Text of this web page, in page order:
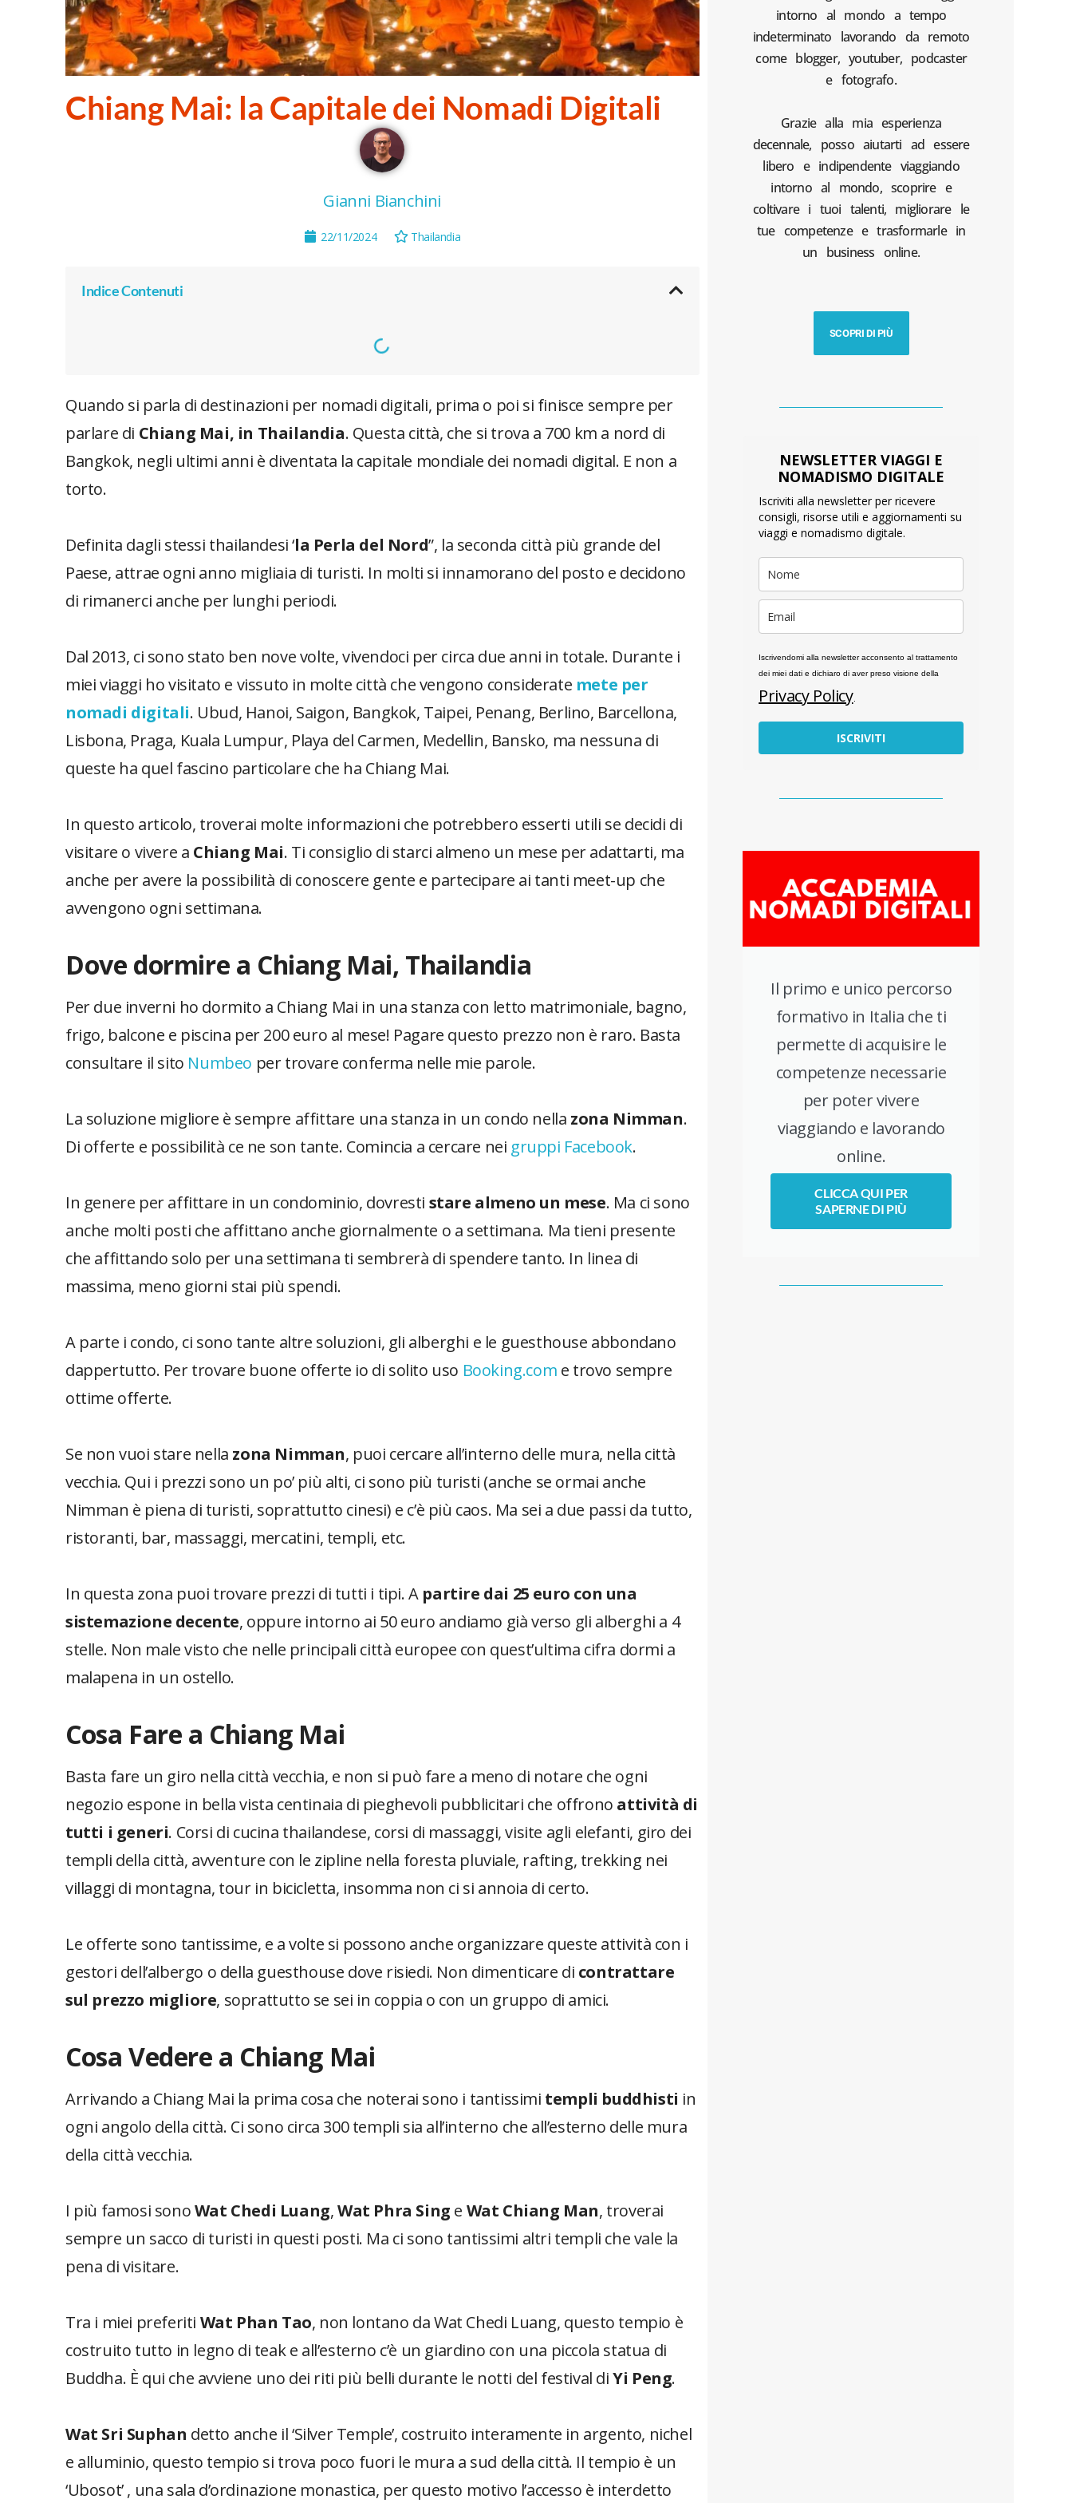
Chiang Mai: la Capitale dei Nomadi Digitali
Gianni Bianchini
22/11/2024 Thailandia
Indice Contenuti
Quando si parla di destinazioni per nomadi digitali, prima o poi si finisce sempre per
parlare di Chiang Mai, in Thailandia. Questa città, che si trova a 700 km a nord di
Bangkok, negli ultimi anni è diventata la capitale mondiale dei nomadi digital. E non a
torto.
Definita dagli stessi thailandesi ‘la Perla del Nord”, la seconda città più grande del
Paese, attrae ogni anno migliaia di turisti. In molti si innamorano del posto e decidono
di rimanerci anche per lunghi periodi.
Dal 2013, ci sono stato ben nove volte, vivendoci per circa due anni in totale. Durante i
miei viaggi ho visitato e vissuto in molte città che vengono considerate mete per
nomadi digitali. Ubud, Hanoi, Saigon, Bangkok, Taipei, Penang, Berlino, Barcellona,
Lisbona, Praga, Kuala Lumpur, Playa del Carmen, Medellin, Bansko, ma nessuna di
queste ha quel fascino particolare che ha Chiang Mai.
In questo articolo, troverai molte informazioni che potrebbero esserti utili se decidi di
visitare o vivere a Chiang Mai. Ti consiglio di starci almeno un mese per adattarti, ma
anche per avere la possibilità di conoscere gente e partecipare ai tanti meet-up che
avvengono ogni settimana.
Dove dormire a Chiang Mai, Thailandia
Per due inverni ho dormito a Chiang Mai in una stanza con letto matrimoniale, bagno,
frigo, balcone e piscina per 200 euro al mese! Pagare questo prezzo non è raro. Basta
consultare il sito Numbeo per trovare conferma nelle mie parole.
La soluzione migliore è sempre affittare una stanza in un condo nella zona Nimman.
Di offerte e possibilità ce ne son tante. Comincia a cercare nei gruppi Facebook.
In genere per affittare in un condominio, dovresti stare almeno un mese. Ma ci sono
anche molti posti che affittano anche giornalmente o a settimana. Ma tieni presente
che affittando solo per una settimana ti sembrerà di spendere tanto. In linea di
massima, meno giorni stai più spendi.
A parte i condo, ci sono tante altre soluzioni, gli alberghi e le guesthouse abbondano
dappertutto. Per trovare buone offerte io di solito uso Booking.com e trovo sempre
ottime offerte.
Se non vuoi stare nella zona Nimman, puoi cercare all’interno delle mura, nella città
vecchia. Qui i prezzi sono un po’ più alti, ci sono più turisti (anche se ormai anche
Nimman è piena di turisti, soprattutto cinesi) e c’è più caos. Ma sei a due passi da tutto,
ristoranti, bar, massaggi, mercatini, templi, etc.
In questa zona puoi trovare prezzi di tutti i tipi. A partire dai 25 euro con una
sistemazione decente, oppure intorno ai 50 euro andiamo già verso gli alberghi a 4
stelle. Non male visto che nelle principali città europee con quest’ultima cifra dormi a
malapena in un ostello.
Cosa Fare a Chiang Mai
Basta fare un giro nella città vecchia, e non si può fare a meno di notare che ogni
negozio espone in bella vista centinaia di pieghevoli pubblicitari che offrono attività di
tutti i generi. Corsi di cucina thailandese, corsi di massaggi, visite agli elefanti, giro dei
templi della città, avventure con le zipline nella foresta pluviale, rafting, trekking nei
villaggi di montagna, tour in bicicletta, insomma non ci si annoia di certo.
Le offerte sono tantissime, e a volte si possono anche organizzare queste attività con i
gestori dell’albergo o della guesthouse dove risiedi. Non dimenticare di contrattare
sul prezzo migliore, soprattutto se sei in coppia o con un gruppo di amici.
Cosa Vedere a Chiang Mai
Arrivando a Chiang Mai la prima cosa che noterai sono i tantissimi templi buddhisti in
ogni angolo della città. Ci sono circa 300 templi sia all’interno che all’esterno delle mura
della città vecchia.
I più famosi sonoWat Chedi Luang,Wat Phra Sing e Wat Chiang Man, troverai
sempre un sacco di turisti in questi posti. Ma ci sono tantissimi altri templi che vale la
pena di visitare.
Tra i miei preferiti Wat Phan Tao, non lontano da Wat Chedi Luang, questo tempio è
costruito tutto in legno di teak e all’esterno c’è un giardino con una piccola statua di
Buddha. È qui che avviene uno dei riti più belli durante le notti del festival diYi Peng.
Wat Sri Suphan detto anche il ‘Silver Temple’, costruito interamente in argento, nichel
e alluminio, questo tempio si trova poco fuori le mura a sud della città. Il tempio è un
‘Ubosot’ , una sala d’ordinazione monastica, per questo motivo l’accesso è interdetto
intorno al mondo a tempo
indeterminato lavorando da remoto
come blogger, youtuber, podcaster
e fotografo.
Grazie alla mia esperienza
decennale, posso aiutarti ad essere
libero e indipendente viaggiando
intorno al mondo, scoprire e
coltivare i tuoi talenti, migliorare le
tue competenze e trasformarle in
un business online.
SCOPRI DI PIÙ
NEWSLETTER VIAGGI E
NOMADISMO DIGITALE
Iscriviti alla newsletter per ricevere
consigli, risorse utili e aggiornamenti su
viaggi e nomadismo digitale.
Iscrivendomi alla newsletter acconsento al trattamento
dei miei dati e dichiaro di aver preso visione della
Privacy Policy
ISCRIVITI
Il primo e unico percorso
formativo in Italia che ti
permette di acquisire le
competenze necessarie
per poter vivere
viaggiando e lavorando
online.
CLICCA QUI PER
SAPERNE DI PIÙ